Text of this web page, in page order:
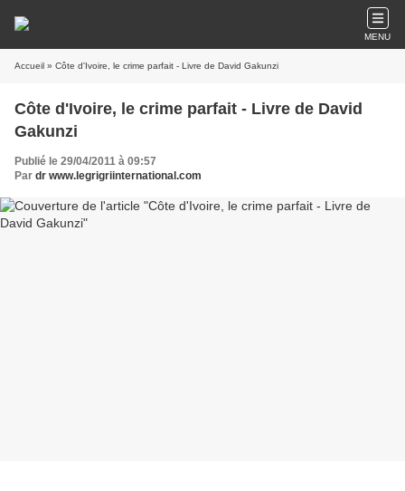
MENU
Accueil » Côte d'Ivoire, le crime parfait - Livre de David Gakunzi
Côte d'Ivoire, le crime parfait - Livre de David
Gakunzi
Publié le 29/04/2011 à 09:57
Par dr www.legrigriinternational.com